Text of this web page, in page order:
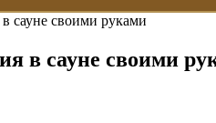
сауне своими руками
в сауне своими